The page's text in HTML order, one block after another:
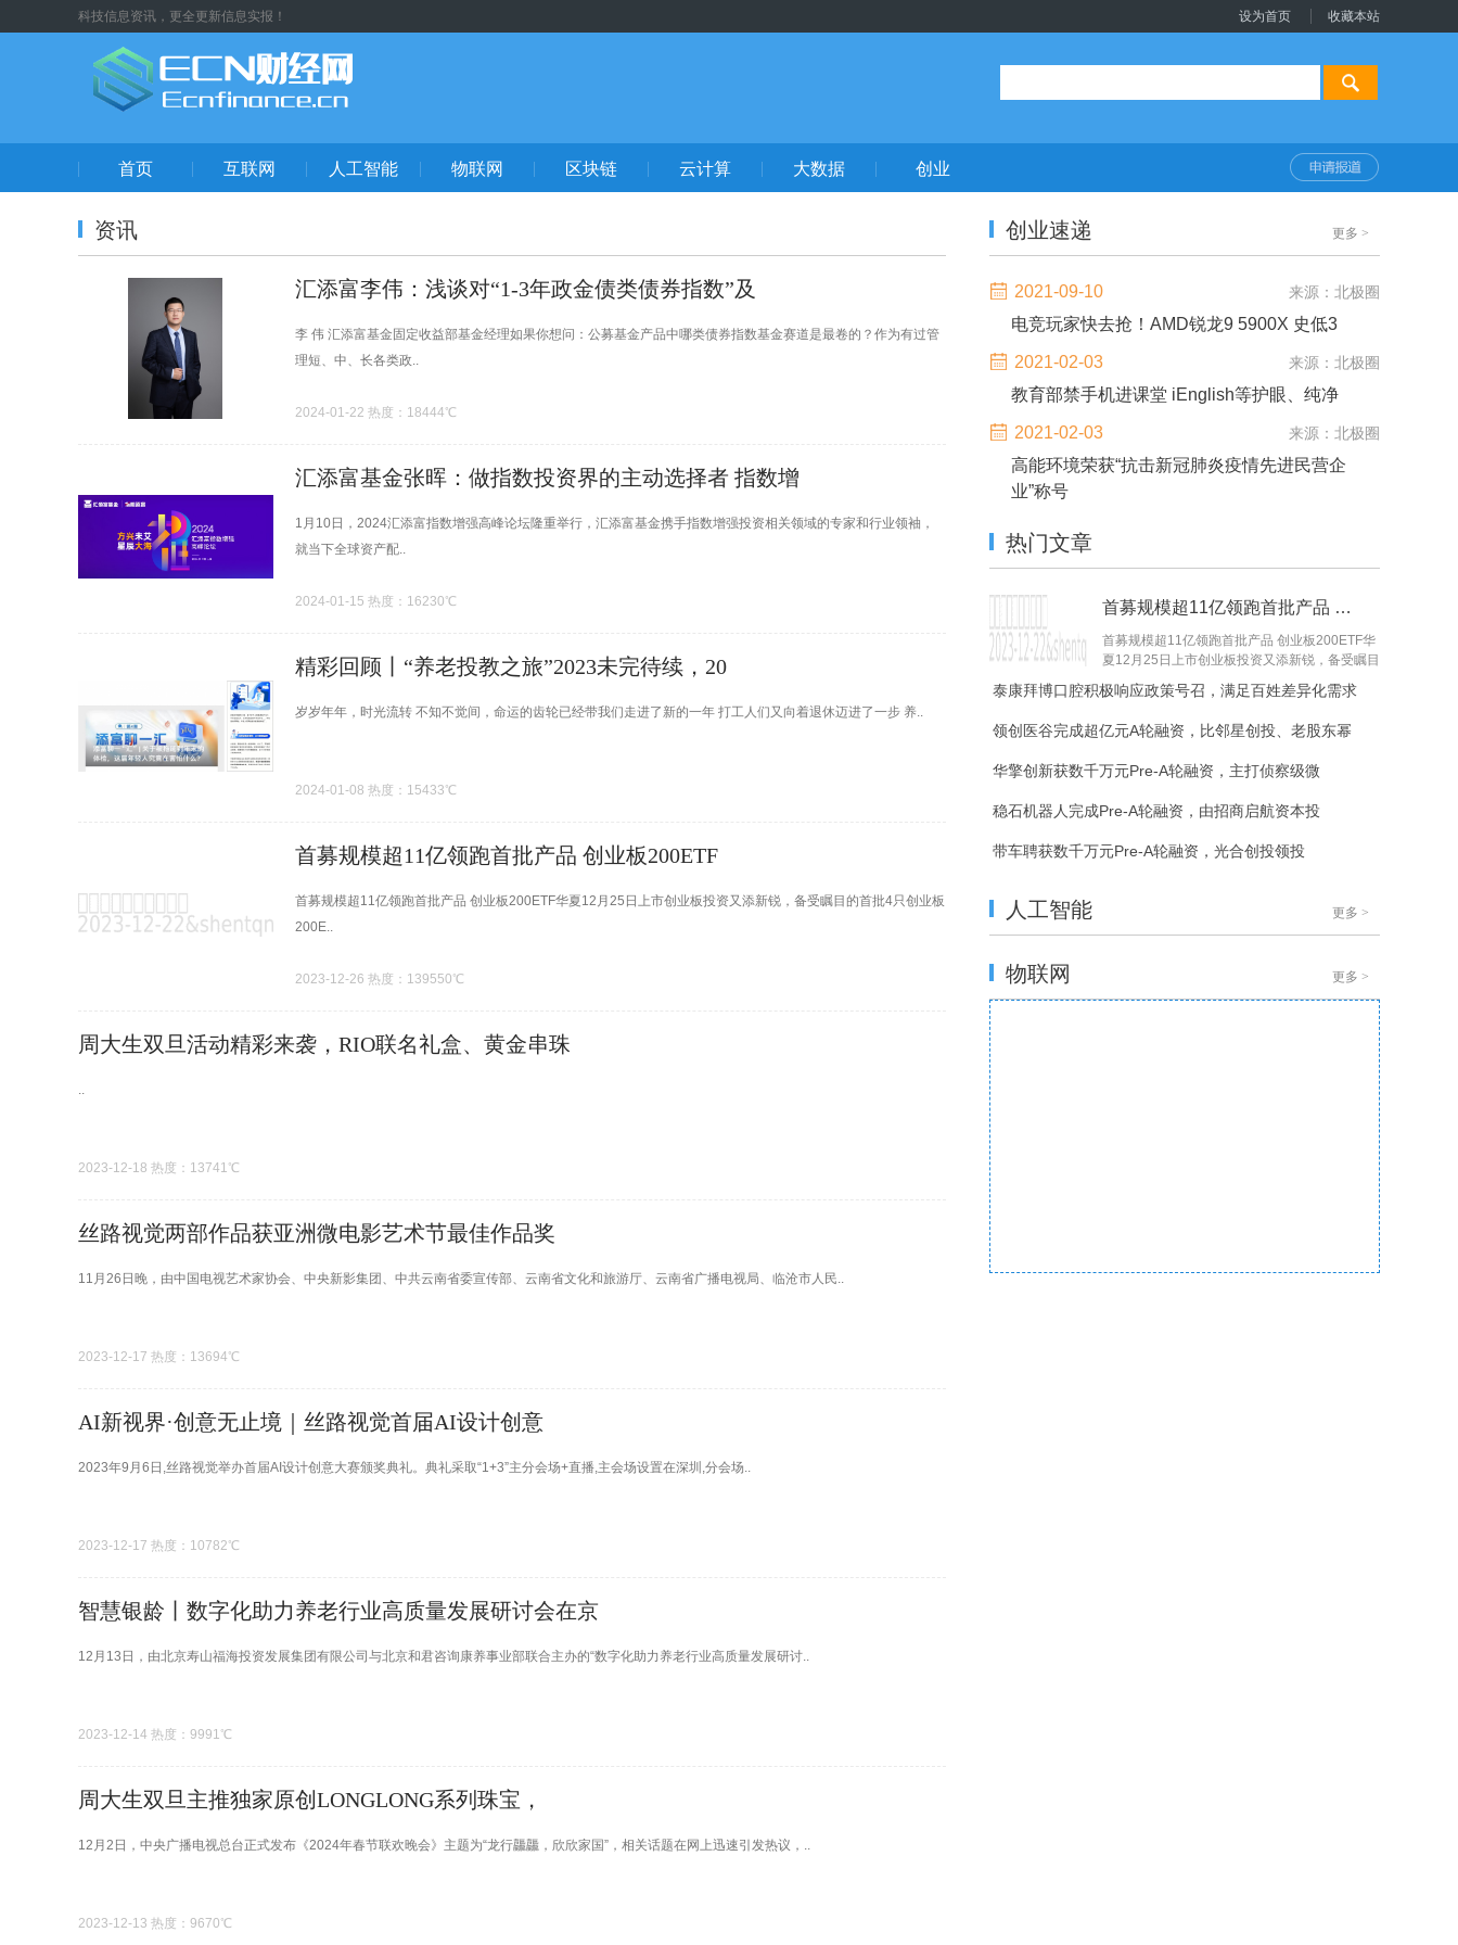
科技信息资讯，更全更新信息实报！ 设为首页 收藏本站
首页 互联网 人工智能 物联网 区块链 云计算 大数据 创业
资讯
汇添富李伟：浅谈对“1-3年政金债类债券指数”及
李 伟 汇添富基金固定收益部基金经理如果你想问：公募基金产品中哪类债券指数基金赛道是最卷的？作为有过管
理短、中、长各类政..
2024-01-22 热度：18444℃
汇添富基金张晖：做指数投资界的主动选择者 指数增
1月10日，2024汇添富指数增强高峰论坛隆重举行，汇添富基金携手指数增强投资相关领域的专家和行业领袖，
就当下全球资产配..
2024-01-15 热度：16230℃
精彩回顾丨“养老投教之旅”2023未完待续，20
岁岁年年，时光流转 不知不觉间，命运的齿轮已经带我们走进了新的一年 打工人们又向着退休迈进了一步 养..
2024-01-08 热度：15433℃
首募规模超11亿领跑首批产品 创业板200ETF
首募规模超11亿领跑首批产品 创业板200ETF华夏12月25日上市创业板投资又添新锐，备受瞩目的首批4只创业板
200E..
2023-12-26 热度：139550℃
周大生双旦活动精彩来袭，RIO联名礼盒、黄金串珠
..
2023-12-18 热度：13741℃
丝路视觉两部作品获亚洲微电影艺术节最佳作品奖
11月26日晚，由中国电视艺术家协会、中央新影集团、中共云南省委宣传部、云南省文化和旅游厅、云南省广播电视局、临沧市人民..
2023-12-17 热度：13694℃
AI新视界·创意无止境｜丝路视觉首届AI设计创意
2023年9月6日,丝路视觉举办首届AI设计创意大赛颁奖典礼。典礼采取“1+3”主分会场+直播,主会场设置在深圳,分会场..
2023-12-17 热度：10782℃
智慧银龄丨数字化助力养老行业高质量发展研讨会在京
12月13日，由北京寿山福海投资发展集团有限公司与北京和君咨询康养事业部联合主办的“数字化助力养老行业高质量发展研讨..
2023-12-14 热度：9991℃
周大生双旦主推独家原创LONGLONG系列珠宝，
12月2日，中央广播电视总台正式发布《2024年春节联欢晚会》主题为“龙行龘龘，欣欣家国”，相关话题在网上迅速引发热议，..
2023-12-13 热度：9670℃
创业速递 更多 >
2021-09-10 来源：北极圈
电竞玩家快去抢！AMD锐龙9 5900X 史低3
2021-02-03 来源：北极圈
教育部禁手机进课堂 iEnglish等护眼、纯净
2021-02-03 来源：北极圈
高能环境荣获“抗击新冠肺炎疫情先进民营企
业”称号
热门文章
首募规模超11亿领跑首批产品 创业板200ETF
首募规模超11亿领跑首批产品 创业板200ETF华
夏12月25日上市创业板投资又添新锐，备受瞩目
的首批4只创业板200ETF已全...
泰康拜博口腔积极响应政策号召，满足百姓差异化需求
领创医谷完成超亿元A轮融资，比邻星创投、老股东幂
华擎创新获数千万元Pre-A轮融资，主打侦察级微
稳石机器人完成Pre-A轮融资，由招商启航资本投
带车聘获数千万元Pre-A轮融资，光合创投领投
人工智能 更多 >
物联网 更多 >